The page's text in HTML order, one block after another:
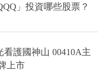
」投資哪些股票？
護國神山 00410A主
上市